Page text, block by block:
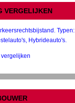
VERGELIJKEN
Typen:
Hybrideauto's.